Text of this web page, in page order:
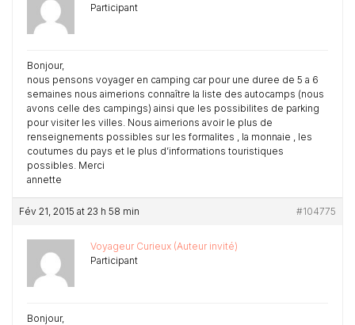
Participant
Bonjour,
nous pensons voyager en camping car pour une duree de 5 a 6
semaines nous aimerions connaître la liste des autocamps (nous
avons celle des campings) ainsi que les possibilites de parking
pour visiter les villes. Nous aimerions avoir le plus de
renseignements possibles sur les formalites , la monnaie , les
coutumes du pays et le plus d’informations touristiques
possibles. Merci
annette
Fév 21, 2015 at 23 h 58 min #104775
Voyageur Curieux (Auteur invité)
Participant
Bonjour,